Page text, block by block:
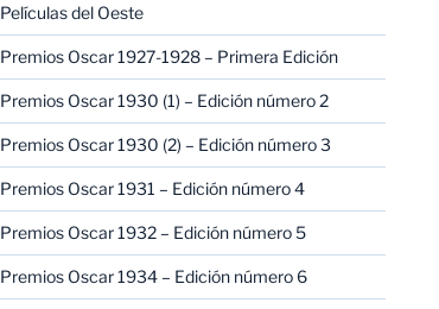
Películas del Oeste
Premios Oscar 1927-1928 – Primera Edición
Premios Oscar 1930 (1) – Edición número 2
Premios Oscar 1930 (2) – Edición número 3
Premios Oscar 1931 – Edición número 4
Premios Oscar 1932 – Edición número 5
Premios Oscar 1934 – Edición número 6